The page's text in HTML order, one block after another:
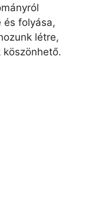
és folyása,
létre,
köszönhető.